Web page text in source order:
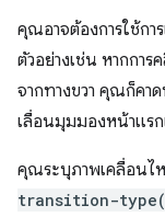
คุณอาจต้องการใช้กา
ตัวอย่างเช่น หากกา
จากทางขวา คุณก็คา
เลื่อนมุมมองหน้าแรก
คุณระบุภาพเคลื่อนไห
transition-